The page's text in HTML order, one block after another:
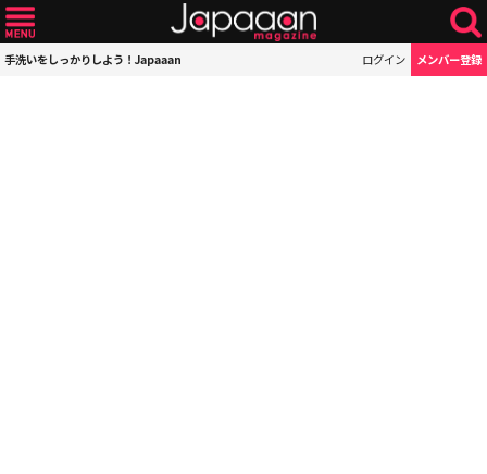
手洗いをしっかりしよう！Japaaan ログイン メンバー登録